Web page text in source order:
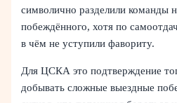
символично разделили команды
побеждённого, хотя по
в чём не уступили фавориту.
Для ЦСКА это подтверждение
добывать сложные выездные